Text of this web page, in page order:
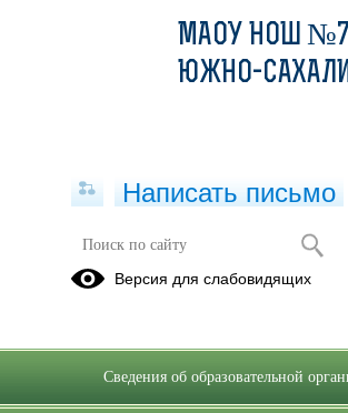
ф. 0503721 Отчет о
Опубликовано на сайте
МАОУ НОШ
ЮЖНО-
Написать письмо
Версия для слабовидящих
Сведения об образовательной